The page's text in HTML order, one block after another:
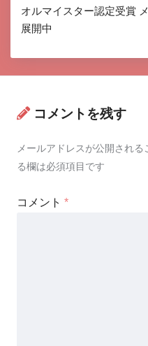
オルマイスター認定受賞
展開中
コメントを残す
メールアドレスが公開される
る欄は必須項目です
コメント *